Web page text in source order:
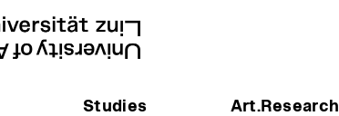
Studies Art.Research